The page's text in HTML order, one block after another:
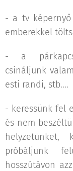
- a tv
emberekkel
- a
csináljunk
esti randi, stb....
- keressünk fel
és nem
próbáljunk
hosszútávon